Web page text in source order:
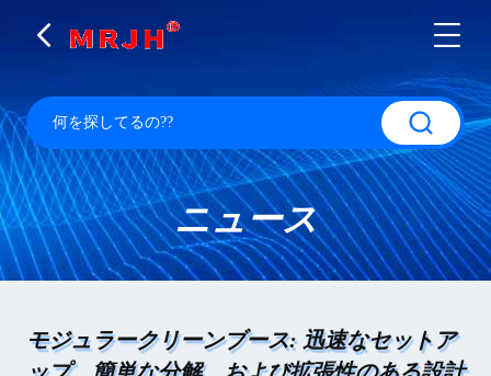
ニュース
モジュラークリーンブース: 迅速なセットア